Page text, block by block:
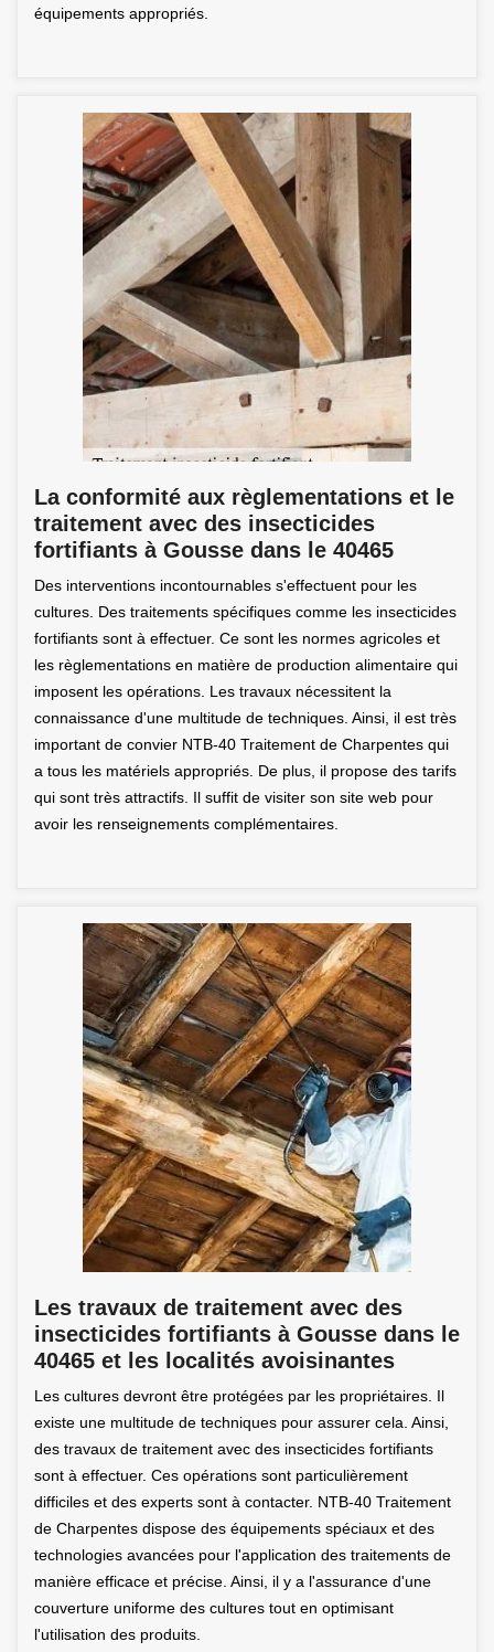
équipements appropriés.
La conformité aux règlementations et le
traitement avec des insecticides
fortifiants à Gousse dans le 40465
Des interventions incontournables s'effectuent pour les
cultures. Des traitements spécifiques comme les insecticides
fortifiants sont à effectuer. Ce sont les normes agricoles et
les règlementations en matière de production alimentaire qui
imposent les opérations. Les travaux nécessitent la
connaissance d'une multitude de techniques. Ainsi, il est très
important de convier NTB-40 Traitement de Charpentes qui
a tous les matériels appropriés. De plus, il propose des tarifs
qui sont très attractifs. Il suffit de visiter son site web pour
avoir les renseignements complémentaires.
Les travaux de traitement avec des
insecticides fortifiants à Gousse dans le
40465 et les localités avoisinantes
Les cultures devront être protégées par les propriétaires. Il
existe une multitude de techniques pour assurer cela. Ainsi,
des travaux de traitement avec des insecticides fortifiants
sont à effectuer. Ces opérations sont particulièrement
difficiles et des experts sont à contacter. NTB-40 Traitement
de Charpentes dispose des équipements spéciaux et des
technologies avancées pour l'application des traitements de
manière efficace et précise. Ainsi, il y a l'assurance d'une
couverture uniforme des cultures tout en optimisant
l'utilisation des produits.